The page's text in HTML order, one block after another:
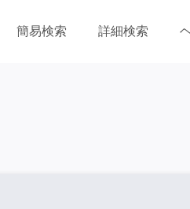
簡易検索 詳細検索